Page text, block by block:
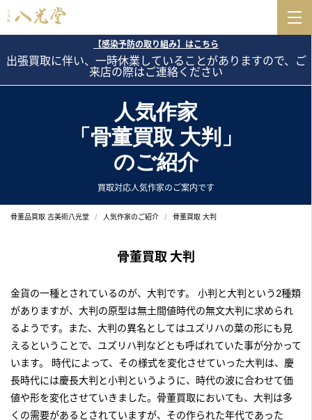
【感染予防の取り組み】はこちら
出張買取に伴い、一時休業していることがありますので、ご
来店の際はご連絡ください
人気作家
「骨董買取 大判」
のご紹介
買取対応人気作家のご案内です
骨董品買取 古美術八光堂 人気作家のご紹介 骨董買取 大判
骨董買取 大判
金貨の一種とされているのが、大判です。 小判と大判という2種類
がありますが、大判の原型は無土間値時代の無文大判に求められ
るようです。また、大判の異名としてはユズリハの葉の形にも見
えるということで、ユズリハ判などとも呼ばれていた事が分かって
います。 時代によって、その様式を変化させていった大判は、慶
長時代には慶長大判と小判というように、時代の波に合わせて価
値や形を変化させていきました。骨董買取においても、大判は多
くの需要があるとされていますが、その作られた年代であった